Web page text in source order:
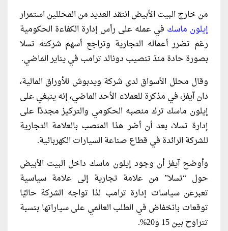
من خارج البيت الأبيض انتقد العديد من المحللين استمرار
إيلون ماسك في عمله على رأس إدارة الكفاءة الحكومية
رغم تضرر أعماله التجارية وتراجع أسهم شركته تسلا
بصورة حادة منذ تنصيب دونالد ترامب في يناير الماضي.
وقال محلل الأسواق لدى شركة ويدبوش للأوراق المالية،
دان آيفز، في مذكرة للعملاء الأحد الماضي، إنه ينبغي على
إيلون ماسك ترك منصبه الحكومي والتركيز مجددًا على
إدارة تسلا، بعد أن أضر هذا المنصب بالعلامة التجارية
للشركة الرائدة في قطاع صناعة السيارات الكهربائية.
وأوضح آيفز أن وجود إيلون ماسك داخل البيت الأبيض
حول “تسلا” من علامة تجارية إلى علامة سياسية
تعبرعن سياسات إدارة ترامب لذا تواجه الشركة حاليًا
توقعات بانخفاض في الطلب العالمي على سياراتها بنسبة
تتراوح بين 15 و20%.